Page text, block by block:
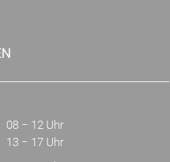
08 − 12 Uhr
13 − 17 Uhr